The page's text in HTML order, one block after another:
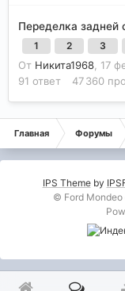
Переделка задней
1 2 3
От Никита1968 17
91 ответ 47 360
Главная Форумы
IPS Themeby
© Ford